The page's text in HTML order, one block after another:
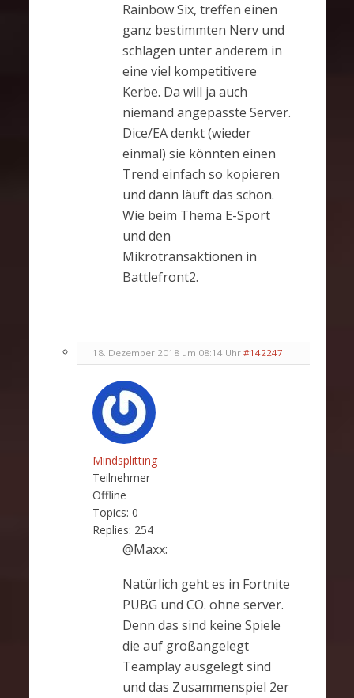
Rainbow Six, treffen einen
ganz bestimmten Nerv und
schlagen unter anderem in
eine viel kompetitivere
Kerbe. Da will ja auch
niemand angepasste Server.
Dice/EA denkt (wieder
einmal) sie könnten einen
Trend einfach so kopieren
und dann läuft das schon.
Wie beim Thema E-Sport
und den
Mikrotransaktionen in
Battlefront2.
18. Dezember 2018 um 08:14 Uhr #142247
Mindsplitting
Teilnehmer
Offline
Topics: 0
Replies: 254
@Maxx:
Natürlich geht es in Fortnite
PUBG und CO. ohne server.
Denn das sind keine Spiele
die auf großangelegt
Teamplay ausgelegt sind
und das Zusammenspiel 2er